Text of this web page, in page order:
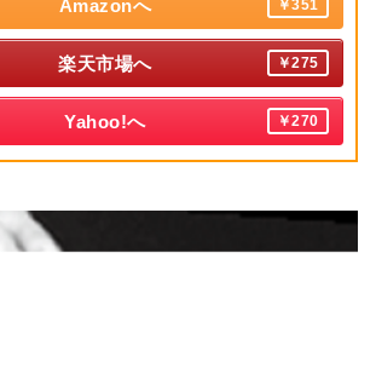
Amazonへ ￥351
楽天市場へ ￥275
Yahoo!へ ￥270